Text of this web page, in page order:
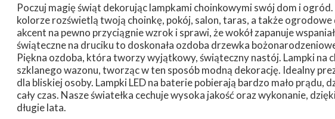
Poczuj magię świąt dekorując lampkami choinkowymi swój dom i ogród.
kolorze rozświetlą twoją choinkę, pokój, salon, taras, a także
akcent na pewno przyciągnie wzrok i sprawi, że wokół zapanuje
świąteczne na druciku to doskonała ozdoba drzewka
Piękna ozdoba, która tworzy wyjątkowy, świąteczny nastój. Lampki na
szklanego wazonu, tworząc w ten sposób modną dekorację. Idealny
dla bliskiej osoby. Lampki LED na baterie pobierają bardzo mało prądu,
cały czas. Nasze światełka cechuje wysoka jakość oraz wykonanie,
długie lata.